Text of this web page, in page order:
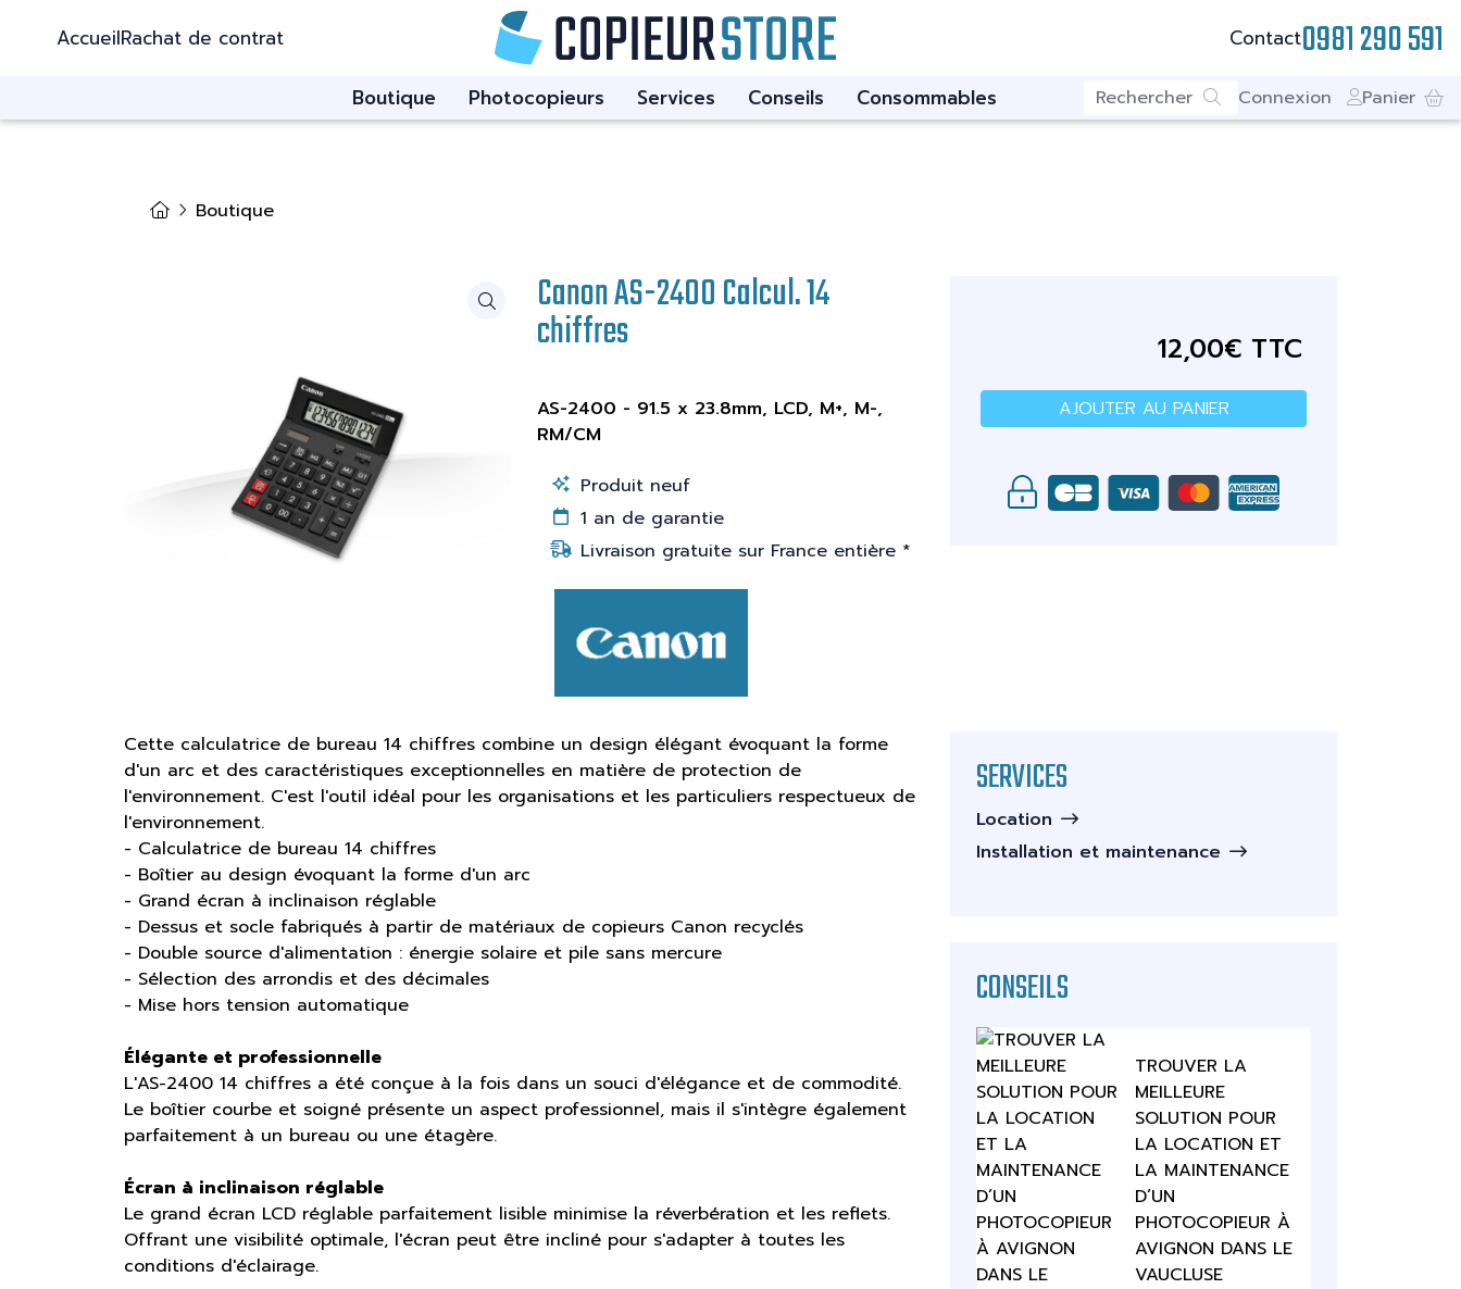
AccueilRachat de contrat
Boutique Photocopieurs Services Conseils Consommables
Contact0981 290 591
Connexion Panier
Boutique
Canon AS-2400 Calcul. 14
chiffres
AS-2400 - 91.5 x 23.8mm, LCD, M+, M-,
RM/CM
Produit neuf
1 an de garantie
Livraison gratuite sur France entière *
12,00€ TTC
AJOUTER AU PANIER
Cette calculatrice de bureau 14 chiffres combine un design élégant évoquant la forme
d'un arc et des caractéristiques exceptionnelles en matière de protection de
l'environnement. C'est l'outil idéal pour les organisations et les particuliers respectueux de
l'environnement.
- Calculatrice de bureau 14 chiffres
- Boîtier au design évoquant la forme d'un arc
- Grand écran à inclinaison réglable
- Dessus et socle fabriqués à partir de matériaux de copieurs Canon recyclés
- Double source d'alimentation : énergie solaire et pile sans mercure
- Sélection des arrondis et des décimales
- Mise hors tension automatique
Élégante et professionnelle
L'AS-2400 14 chiffres a été conçue à la fois dans un souci d'élégance et de commodité.
Le boîtier courbe et soigné présente un aspect professionnel, mais il s'intègre également
parfaitement à un bureau ou une étagère.
Écran à inclinaison réglable
Le grand écran LCD réglable parfaitement lisible minimise la réverbération et les reflets.
Offrant une visibilité optimale, l'écran peut être incliné pour s'adapter à toutes les
conditions d'éclairage.
SERVICES
Location
Installation et maintenance
CONSEILS
TROUVER LA
MEILLEURE
SOLUTION POUR
LA LOCATION ET
LA MAINTENANCE
D’UN
PHOTOCOPIEUR À
AVIGNON DANS LE
VAUCLUSE